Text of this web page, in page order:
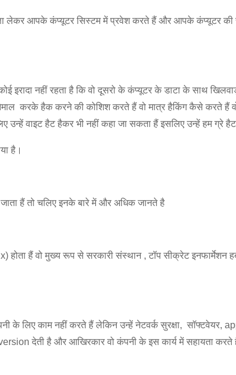
लेकर आपके कंप्यूटर सिस्टम में प्रवेश करते हैं और आपके कंप्यूटर की
इरादा नहीं रहता है कि वो दूसरो के कंप्यूटर के डाटा के साथ
करके हैक करने की कोशिश करते हैं वो मात्र हैकिंग कैसे करते हैं
उन्हें वाइट हैट हैकर भी नहीं कहा जा सकता हैं इसलिए उन्हें हम ग्रे
है।
हैं तो चलिए इनके बारे में और अधिक जानते है
होता हैं वो मुख्य रूप से सरकारी संस्थान , टॉप सीक्रेट
के लिए काम नहीं करते हैं लेकिन उन्हें नेटवर्क सुरक्षा, सॉफ्टवेयर,
देती है और आखिरकार वो कंपनी के इस कार्य में सहायता करते